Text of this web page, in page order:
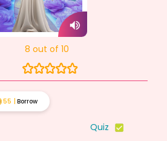
8 out of 10
55 Borrow
Quiz